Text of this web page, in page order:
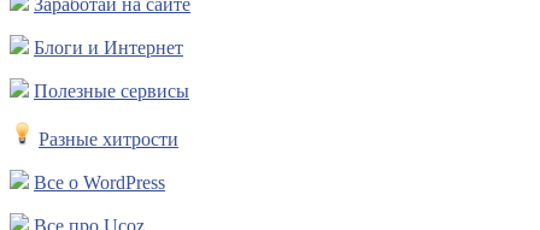
Блоги и Интернет
Полезные сервисы
Разные хитрости
Все о WordPress
Все про Ucoz